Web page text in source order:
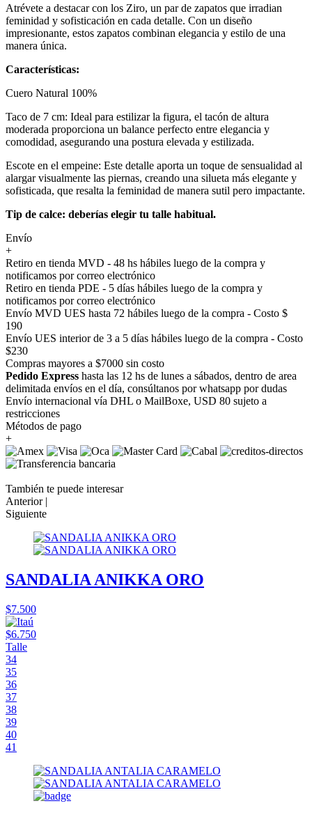
Atrévete a destacar con los Ziro, un par de zapatos que irradian
feminidad y sofisticación en cada detalle. Con un diseño
impresionante, estos zapatos combinan elegancia y estilo de una
manera única.
Características:
Cuero Natural 100%
Taco de 7 cm: Ideal para estilizar la figura, el tacón de altura
moderada proporciona un balance perfecto entre elegancia y
comodidad, asegurando una postura elevada y estilizada.
Escote en el empeine: Este detalle aporta un toque de sensualidad al
alargar visualmente las piernas, creando una silueta más elegante y
sofisticada, que resalta la feminidad de manera sutil pero impactante.
Tip de calce: deberías elegir tu talle habitual.
Envío
+
Retiro en tienda MVD - 48 hs hábiles luego de la compra y
notificamos por correo electrónico
Retiro en tienda PDE - 5 días hábiles luego de la compra y
notificamos por correo electrónico
Envío MVD UES hasta 72 hábiles luego de la compra - Costo $
190
Envío UES interior de 3 a 5 días hábiles luego de la compra - Costo
$230
Compras mayores a $7000 sin costo
Pedido Express hasta las 12 hs de lunes a sábados, dentro de area
delimitada envíos en el día, consúltanos por whatsapp por dudas
Envío internacional vía DHL o MailBoxe, USD 80 sujeto a
restricciones
Métodos de pago
+
También te puede interesar
Anterior |
Siguiente
SANDALIA ANIKKA ORO
$7.500
$6.750
Talle
34
35
36
37
38
39
40
41